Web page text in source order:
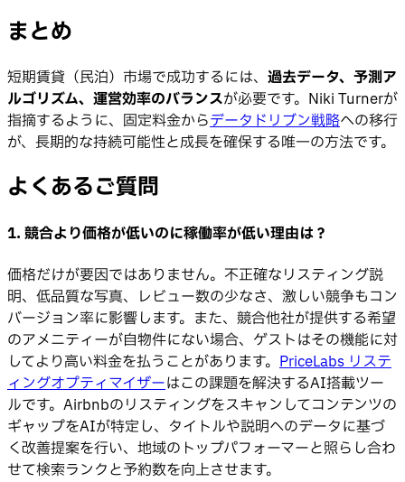
まとめ
短期賃貸（民泊）市場で成功するには、 過去データ、予測ア
ルゴリズム、運営効率のバランスが必要です。Niki Turnerが
指摘するように、固定料金からデータドリブン戦略への移行
が、長期的な持続可能性と成長を確保する唯一の方法です。
よくあるご質問
1. 競合より価格が低いのに稼働率が低い理由は？
価格だけが要因ではありません。不正確なリスティング説
明、低品質な写真、レビュー数の少なさ、激しい競争もコン
バージョン率に影響します。また、競合他社が提供する希望
のアメニティーが自物件にない場合、ゲストはその機能に対
してより高い料金を払うことがあります。 PriceLabs リステ
ィングオプティマイザーはこの課題を解決するAI搭載ツー
ルです。Airbnbのリスティングをスキャンしてコンテンツの
ギャップをAIが特定し、タイトルや説明へのデータに基づ
く改善提案を行い、地域のトップパフォーマーと照らし合わ
せて検索ランクと予約数を向上させます。